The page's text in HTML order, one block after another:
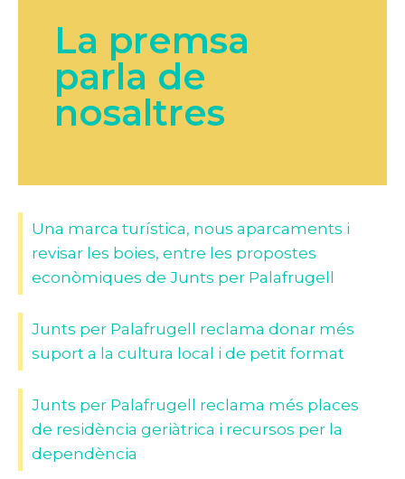
La premsa
parla de
nosaltres
Una marca turística, nous aparcaments i
revisar les boies, entre les propostes
econòmiques de Junts per Palafrugell
Junts per Palafrugell reclama donar més
suport a la cultura local i de petit format
Junts per Palafrugell reclama més places
de residència geriàtrica i recursos per la
dependència